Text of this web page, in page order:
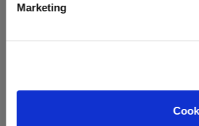
Marketing